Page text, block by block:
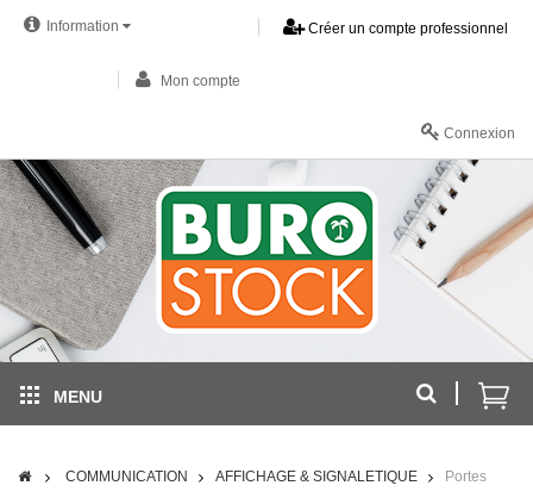
Information Créer un compte professionnel
Mon compte
Connexion
MENU
COMMUNICATION AFFICHAGE & SIGNALETIQUE
Portes